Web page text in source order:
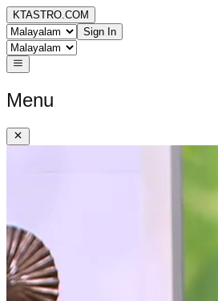
KTASTRO.COM
Sign In
Menu